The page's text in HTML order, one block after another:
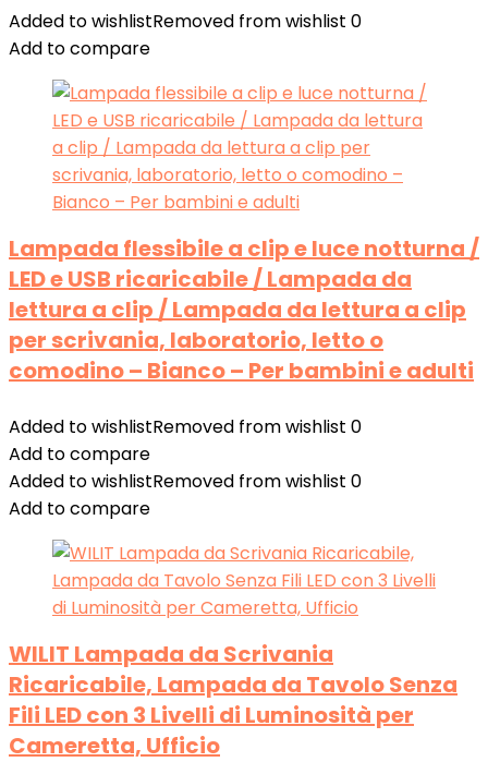
Added to wishlistRemoved from wishlist 0
Add to compare
Lampada flessibile a clip e luce notturna /
LED e USB ricaricabile / Lampada da
lettura a clip / Lampada da lettura a clip
per scrivania, laboratorio, letto o
comodino – Bianco – Per bambini e adulti
Added to wishlistRemoved from wishlist 0
Add to compare
Added to wishlistRemoved from wishlist 0
Add to compare
WILIT Lampada da Scrivania
Ricaricabile, Lampada da Tavolo Senza
Fili LED con 3 Livelli di Luminosità per
Cameretta, Ufficio